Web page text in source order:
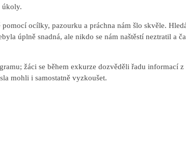
úkoly.
ocílky, pazourku a práchna nám šlo skvěle.
úplně snadná, ale nikdo se nám naštěstí neztratil a
žáci se během exkurze dozvěděli řadu informací
mohli i samostatně vyzkoušet.